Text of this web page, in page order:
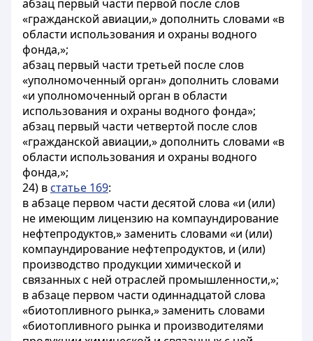
абзац первый части первой после слов
«гражданской авиации,» дополнить словами «в
области использования и охраны водного
фонда,»;
абзац первый части третьей после слов
«уполномоченный орган» дополнить словами
«и уполномоченный орган в области
использования и охраны водного фонда»;
абзац первый части четвертой после слов
«гражданской авиации,» дополнить словами «в
области использования и охраны водного
фонда,»;
24) в статье 169:
в абзаце первом части десятой слова «и (или)
не имеющим лицензию на компаундирование
нефтепродуктов,» заменить словами «и (или)
компаундирование нефтепродуктов, и (или)
производство продукции химической и
связанных с ней отраслей промышленности,»;
в абзаце первом части одиннадцатой слова
«биотопливного рынка,» заменить словами
«биотопливного рынка и производителями